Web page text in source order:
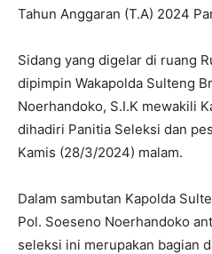
Tahun Anggaran (T.A) 2024
Sidang yang digelar di ruang
dipimpin Wakapolda Sulteng
Noerhandoko, S.I.K mewakili
dihadiri Panitia Seleksi dan
Kamis (28/3/2024) malam.
Dalam sambutan Kapolda
Pol. Soeseno Noerhandoko
seleksi ini merupakan bagian